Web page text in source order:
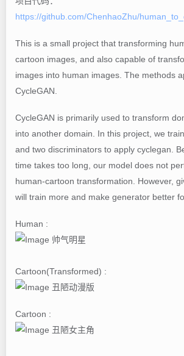
https://github.com/ChenhaoZhu/
This is a small project that transforming
cartoon images, and also capable of
images into human images. The methods
CycleGAN.
CycleGAN is primarily used to transform
into another domain. In this project, we
and two discriminators to apply cyclegan.
time takes too long, our model does not
human-cartoon transformation. However,
will train more and make generator better
Human :
Cartoon(Transformed) :
Cartoon :